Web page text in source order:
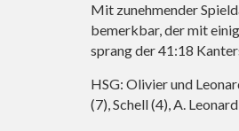
Mit zunehmender
bemerkbar, der mit
sprang der 41:18
HSG: Olivier und
(7), Schell (4), A.